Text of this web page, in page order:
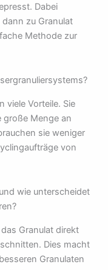
Dabei
zu Granulat
Methode zur
viele Vorteile. Sie
große Menge an
sie weniger
von
wie unterscheidet
Granulat direkt
Dies macht
Granulaten